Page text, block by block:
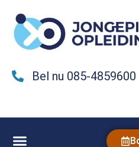
Bel nu 085-4859600